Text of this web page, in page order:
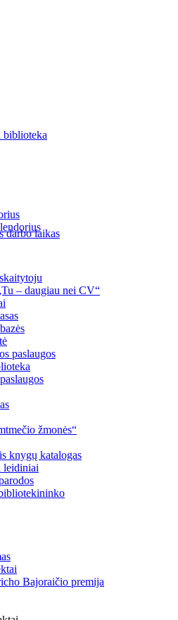
– daugiau nei CV“
paslaugos
žmonės“
knygų katalogas
leidiniai
Bajoraičio premija